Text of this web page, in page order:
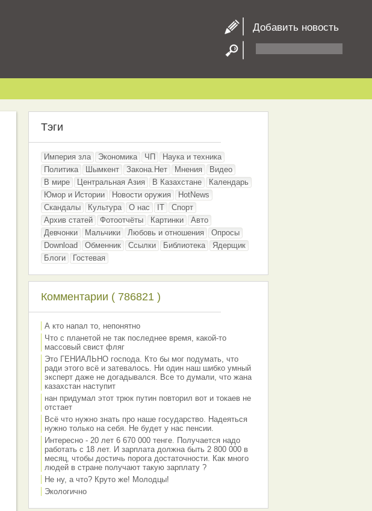
Добавить новость
Тэги
Империя зла Экономика ЧП
Наука и техника
Политика
Шымкент Закона.Нет Мнения
Видео
В мире
Центральная Азия В Казахстане
Календарь
Юмор и Истории
Новости оружия
HotNews
Скандалы
Культура О нас IT
Спорт
Архив статей
Фотоотчёты Картинки
Авто
Девчонки
Мальчики Любовь и отношения
Опросы
Download
Обменник Ссылки Библиотека
Ядерщик
Блоги
Гостевая
Комментарии ( 786821 )
А кто напал то, непонятно
Что с планетой не так последнее время, какой-то
массовый свист фляг
Это ГЕНИАЛЬНО господа. Кто бы мог подумать, что
ради этого всё и затевалось. Ни один наш шибко умный
эксперт даже не догадывался. Все то думали, что жана
казахстан наступит
нан придумал этот трюк путин повторил вот и токаев не
отстает
Всё что нужно знать про наше государство. Надеяться
нужно только на себя. Не будет у нас пенсии.
Интересно - 20 лет 6 670 000 тенге. Получается надо
работать с 18 лет. И зарплата должна быть 2 800 000 в
месяц, чтобы достичь порога достаточности. Как много
людей в стране получают такую зарплату ?
Не ну, а что? Круто же! Молодцы!
Экологично